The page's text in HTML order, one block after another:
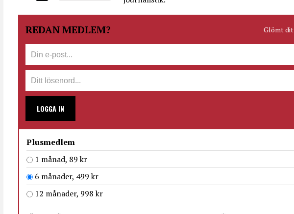
REDAN MEDLEM? Glömt
LOGGA IN
Plusmedlem
1 månad, 89 kr
6 månader, 499 kr
12 månader, 998 kr